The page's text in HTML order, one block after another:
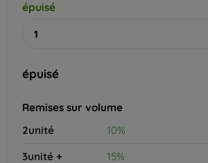
épuisé
épuisé
Remises sur volume
2unité
10%
3unité +
15%